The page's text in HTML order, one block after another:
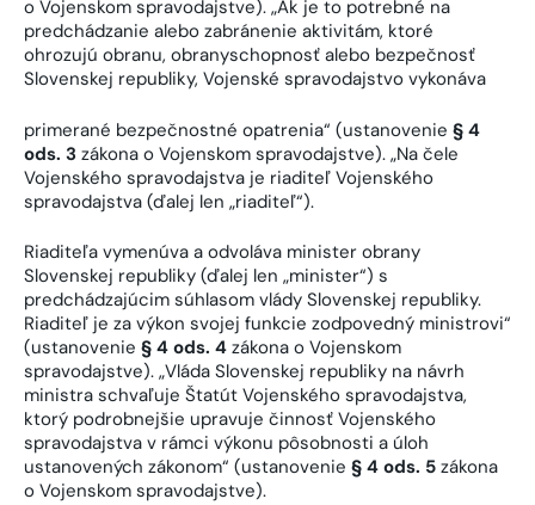
o Vojenskom spravodajstve). „Ak je to potrebné na
predchádzanie alebo zabránenie aktivitám, ktoré
ohrozujú obranu, obranyschopnosť alebo bezpečnosť
Slovenskej republiky, Vojenské spravodajstvo vykonáva
primerané bezpečnostné opatrenia“ (ustanovenie § 4
ods. 3 zákona o Vojenskom spravodajstve). „Na čele
Vojenského spravodajstva je riaditeľ Vojenského
spravodajstva (ďalej len „riaditeľ“).
Riaditeľa vymenúva a odvoláva minister obrany
Slovenskej republiky (ďalej len „minister“) s
predchádzajúcim súhlasom vlády Slovenskej republiky.
Riaditeľ je za výkon svojej funkcie zodpovedný ministrovi“
(ustanovenie § 4 ods. 4 zákona o Vojenskom
spravodajstve). „Vláda Slovenskej republiky na návrh
ministra schvaľuje Štatút Vojenského spravodajstva,
ktorý podrobnejšie upravuje činnosť Vojenského
spravodajstva v rámci výkonu pôsobnosti a úloh
ustanovených zákonom“ (ustanovenie § 4 ods. 5 zákona
o Vojenskom spravodajstve).